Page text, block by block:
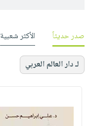
صدر حديثاً الأكثر شعبية
لـ دار العالم العربي